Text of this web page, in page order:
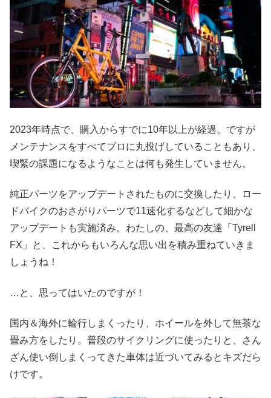
2023年時点で、購入からすでに10年以上が経過。ですが
メンテナンスをすべてプロに丸投げしていることもあり、
喫緊の課題になるようなことは何も発生していません。
純正パーツをアップデートされたものに交換したり、ロー
ドバイクのおさがりパーツで11速化するなどして細かな
アップデートも実施済み。わたしの、最高の友達「Tyrell
FX」と、これからもいろんな思い出を積み重ねていきま
しょうね！
…と、思ってはいたのですが！
国内＆海外に輪行しまくったり、ホイールを外して無茶な
畳み方をしたり。普段のサイクリングに使ったりと、さん
ざん使い倒しまくってきた車体は近づいてみるとキズだら
けです。